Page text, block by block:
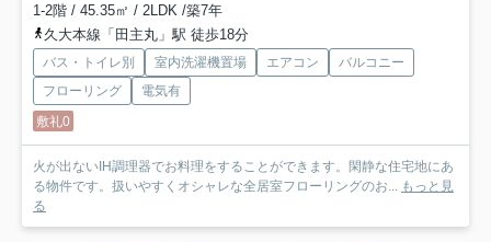
1-2階 / 45.35㎡ / 2LDK /築7年
久大本線「田主丸」駅 徒歩18分
バス・トイレ別 室内洗濯機置場 エアコン
バルコニー
フローリング
電気有
敷礼0
火が出ないIH調理器でお料理をすることができます。閑静な住宅地にあ
る物件です。扱いやすくオシャレな全居室フローリングのお... もっと見
る